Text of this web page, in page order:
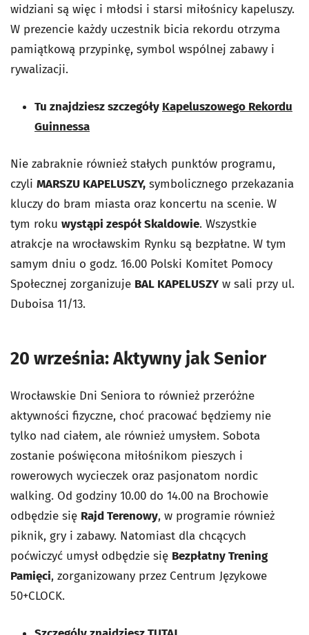
widziani są więc i młodsi i starsi miłośnicy kapeluszy.
W prezencie każdy uczestnik bicia rekordu otrzyma
pamiątkową przypinkę, symbol wspólnej zabawy i
rywalizacji.
Tu znajdziesz szczegóły Kapeluszowego Rekordu
Guinnessa
Nie zabraknie również stałych punktów programu,
czyli MARSZU KAPELUSZY, symbolicznego przekazania
kluczy do bram miasta oraz koncertu na scenie. W
tym roku wystąpi zespół Skaldowie. Wszystkie
atrakcje na wrocławskim Rynku są bezpłatne. W tym
samym dniu o godz. 16.00 Polski Komitet Pomocy
Społecznej zorganizuje BAL KAPELUSZY w sali przy ul.
Duboisa 11/13.
20 września: Aktywny jak Senior
Wrocławskie Dni Seniora to również przeróżne
aktywności fizyczne, choć pracować będziemy nie
tylko nad ciałem, ale również umysłem. Sobota
zostanie poświęcona miłośnikom pieszych i
rowerowych wycieczek oraz pasjonatom nordic
walking. Od godziny 10.00 do 14.00 na Brochowie
odbędzie się Rajd Terenowy, w programie również
piknik, gry i zabawy. Natomiast dla chcących
poćwiczyć umysł odbędzie się Bezpłatny Trening
Pamięci, zorganizowany przez Centrum Językowe
50+CLOCK.